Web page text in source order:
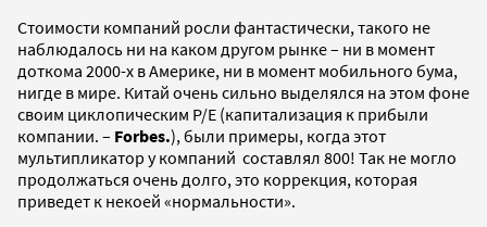
Стоимости компаний росли фантастически, такого не
наблюдалось ни на каком другом рынке – ни в момент
доткома 2000-х в Америке, ни в момент мобильного бума,
нигде в мире. Китай очень сильно выделялся на этом фоне
своим циклопическим P/E (капитализация к прибыли
компании. – Forbes.), были примеры, когда этот
мультипликатор у компаний составлял 800! Так не могло
продолжаться очень долго, это коррекция, которая
приведет к некоей «нормальности».